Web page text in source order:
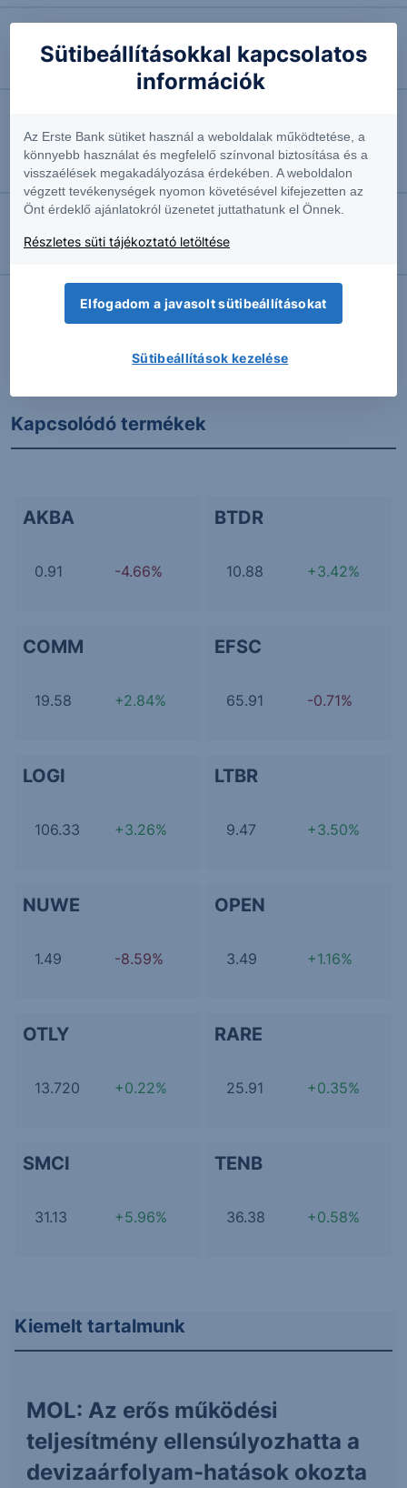
2026.03.16. 10:19
Ma indul az Nvidia konferenciája
2026.03.13. 15:49
Kitörésre készül az Nvidia
Részvényelemző
2026.03.05. 10:15
Elzárhatja a pénzcsapot az Nvidia
Kapcsolódó termékek
AKBA
0.91 -4.66%
BTDR
10.88 +3.42%
COMM
19.58 +2.84%
EFSC
65.91 -0.71%
LOGI
106.33 +3.26%
LTBR
9.47 +3.50%
NUWE
1.49 -8.59%
OPEN
3.49 +1.16%
OTLY
13.720 +0.22%
RARE
25.91 +0.35%
SMCI
31.13 +5.96%
TENB
36.38 +0.58%
Kiemelt tartalmunk
MOL: Az erős működési
teljesítmény ellensúlyozhatta a
devizaárfolyam-hatások okozta
Sütibeállításokkal kapcsolatos
információk
Az Erste Bank sütiket használ a weboldalak működtetése, a
könnyebb használat és megfelelő színvonal biztosítása és a
visszaélések megakadályozása érdekében. A weboldalon
végzett tevékenységek nyomon követésével kifejezetten az
Önt érdeklő ajánlatokról üzenetet juttathatunk el Önnek.
Részletes süti tájékoztató letöltése
Elfogadom a javasolt sütibeállításokat
Sütibeállítások kezelése